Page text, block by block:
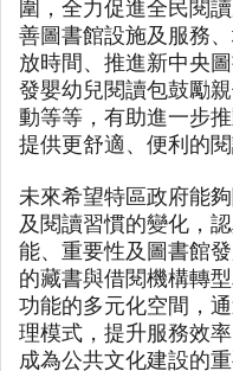
圍，全力促進全民閱
善圖書館設施及服務
放時間、推進新中央
發嬰幼兒閱讀包鼓勵
動等等，有助進一步
提供更舒適、便利的閱
未來希望特區政府能
及閱讀習慣的變化，
能、重要性及圖書館
的藏書與借閱機構轉
功能的多元化空間，
理模式，提升服務效
成為公共文化建設的